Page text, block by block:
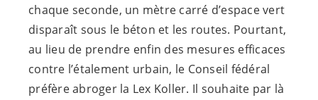
chaque seconde, un mètre carré d’espace vert
disparaît sous le béton et les routes. Pourtant,
au lieu de prendre enfin des mesures efficaces
contre l’étalement urbain, le Conseil fédéral
préfère abroger la Lex Koller. Il souhaite par là